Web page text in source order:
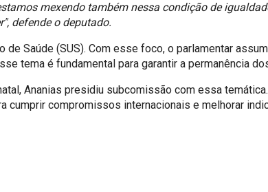
mexendo também nessa condição de
defende o deputado.
Saúde (SUS). Com esse foco, o parlamentar
tema é fundamental para garantir a permanência
Ananias presidiu subcomissão com essa
compromissos internacionais e melhorar